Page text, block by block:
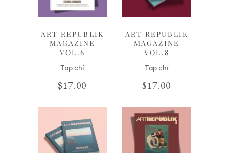
ART REPUBLIK
MAGAZINE
VOL.6
Tạp chí
$17.00
ART REPUBLIK
MAGAZINE
VOL.8
Tạp chí
$17.00
Liên hệ Liên hệ